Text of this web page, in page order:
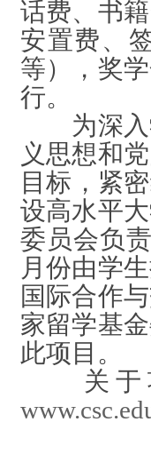
话费、书
安置费、
等），奖
行。
为深入
义思想和
目标，紧
设高水平
委员会负
月份由学
国际合作
家留学基
此项目。
关于项